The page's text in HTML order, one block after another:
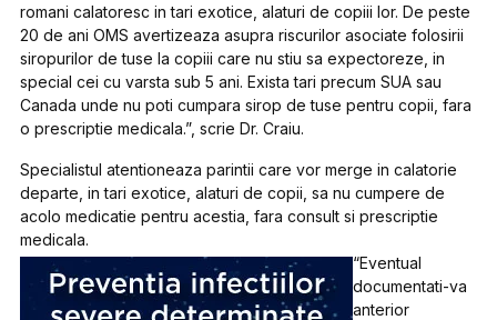
romani calatoresc in tari exotice, alaturi de copiii lor. De peste
20 de ani OMS avertizeaza asupra riscurilor asociate folosirii
siropurilor de tuse la copiii care nu stiu sa expectoreze, in
special cei cu varsta sub 5 ani. Exista tari precum SUA sau
Canada unde nu poti cumpara sirop de tuse pentru copii, fara
o prescriptie medicala.”, scrie Dr. Craiu.
Specialistul atentioneaza parintii care vor merge in calatorie
departe, in tari exotice, alaturi de copii, sa nu cumpere de
acolo medicatie pentru acestia, fara consult si prescriptie
medicala.
“Eventual
documentati-va
anterior